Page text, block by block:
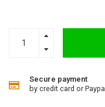
Secure payment
by credit card or Paypal